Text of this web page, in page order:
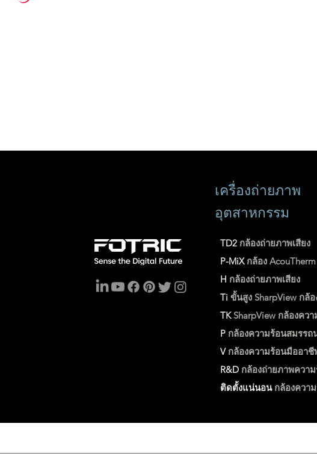
เครื่องถ่ายภาพ
อุตสาหกรรม
TD2 กล้องถ่ายภาพเสียง
P-MiX กล้อง AcouTherm
H กล้องถ่ายภาพเสียง
Ti ขั้นสูง SharpView กล้
TK SharpView กล้องคว
P กล้องความร้อนสมรรถ
Vกล้องความร้อนมืออาชี
R&D กล้องถ่ายภาพควา
ติดตั้งแน่นอนกล้องควา